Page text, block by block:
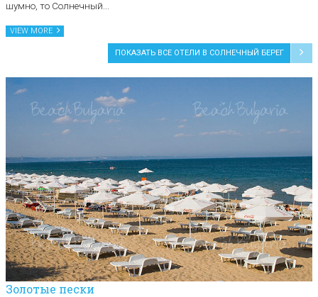
шумно, то Солнечный...
VIEW MORE
ПОКАЗАТЬ ВСЕ ОТЕЛИ В СОЛНЕЧНЫЙ БЕРЕГ
Золотые пески